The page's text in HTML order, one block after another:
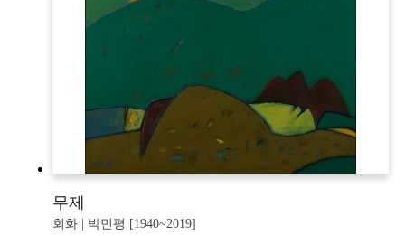
무제
회화 | 박민평 [1940~2019]